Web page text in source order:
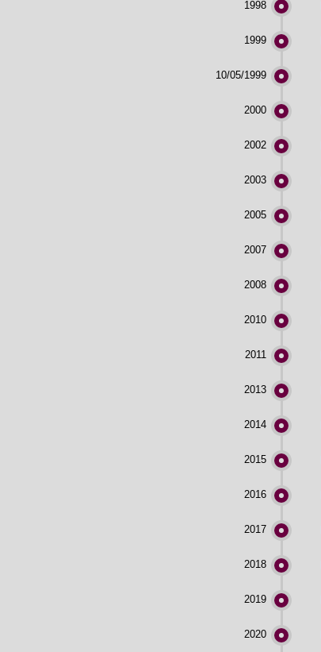
1998
1999
10/05/1999
2000
2002
2003
2005
2007
2008
2010
2011
2013
2014
2015
2016
2017
2018
2019
2020